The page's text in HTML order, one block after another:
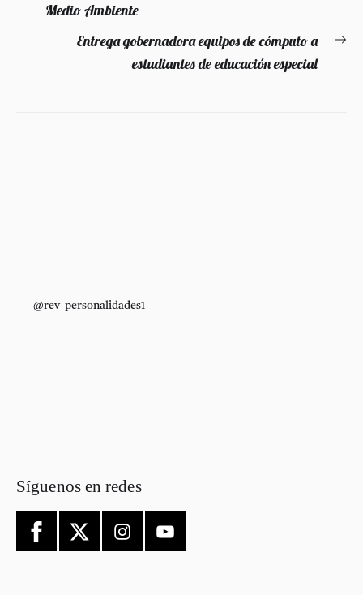
entradas
anterior:Medio Ambiente
Entrega gobernadora equipos de cómputo a
estudiantes de educación especial
@rev_personalidades1
Síguenos en redes